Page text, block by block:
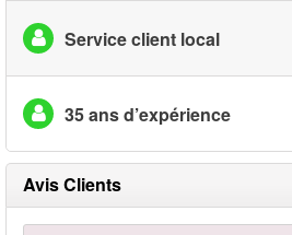
Service client local
35 ans d’expérience
Avis Clients